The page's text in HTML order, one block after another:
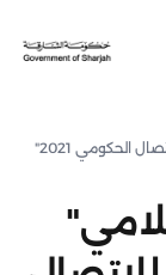
"الشارقة للتدريب الإعلامي" يجمع جمهور "الدولي للاتصال الحكومي 2021"